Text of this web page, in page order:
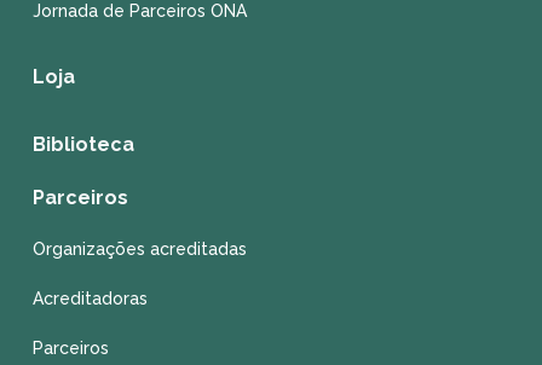
Jornada de Parceiros ONA
Loja
Biblioteca
Parceiros
Organizações acreditadas
Acreditadoras
Parceiros